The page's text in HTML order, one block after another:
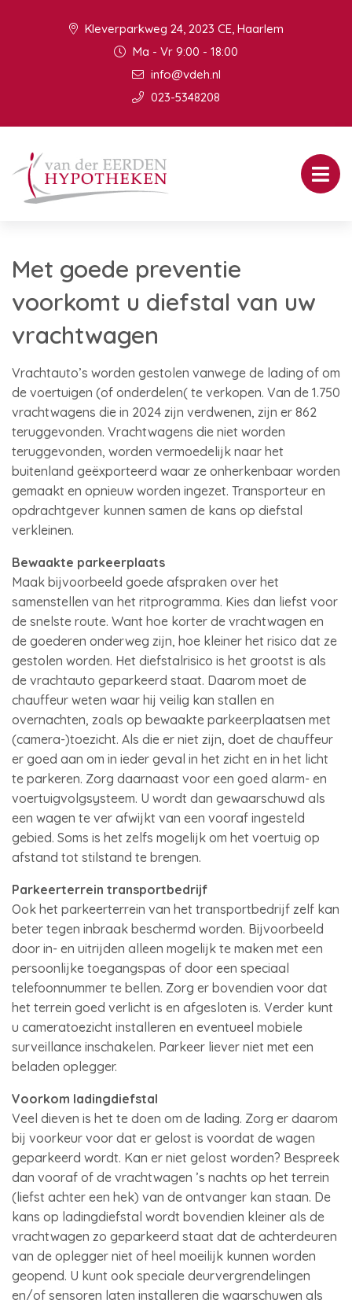
Kleverparkweg 24, 2023 CE, Haarlem
Ma - Vr 9:00 - 18:00
info@vdeh.nl
023-5348208
Met goede preventie
voorkomt u diefstal van uw
vrachtwagen
Vrachtauto’s worden gestolen vanwege de lading of om
de voertuigen (of onderdelen( te verkopen. Van de 1.750
vrachtwagens die in 2024 zijn verdwenen, zijn er 862
teruggevonden. Vrachtwagens die niet worden
teruggevonden, worden vermoedelijk naar het
buitenland geëxporteerd waar ze onherkenbaar worden
gemaakt en opnieuw worden ingezet. Transporteur en
opdrachtgever kunnen samen de kans op diefstal
verkleinen.
Bewaakte parkeerplaats
Maak bijvoorbeeld goede afspraken over het
samenstellen van het ritprogramma. Kies dan liefst voor
de snelste route. Want hoe korter de vrachtwagen en
de goederen onderweg zijn, hoe kleiner het risico dat ze
gestolen worden. Het diefstalrisico is het grootst is als
de vrachtauto geparkeerd staat. Daarom moet de
chauffeur weten waar hij veilig kan stallen en
overnachten, zoals op bewaakte parkeerplaatsen met
(camera-)toezicht. Als die er niet zijn, doet de chauffeur
er goed aan om in ieder geval in het zicht en in het licht
te parkeren. Zorg daarnaast voor een goed alarm- en
voertuigvolgsysteem. U wordt dan gewaarschuwd als
een wagen te ver afwijkt van een vooraf ingesteld
gebied. Soms is het zelfs mogelijk om het voertuig op
afstand tot stilstand te brengen.
Parkeerterrein transportbedrijf
Ook het parkeerterrein van het transportbedrijf zelf kan
beter tegen inbraak beschermd worden. Bijvoorbeeld
door in- en uitrijden alleen mogelijk te maken met een
persoonlijke toegangspas of door een speciaal
telefoonnummer te bellen. Zorg er bovendien voor dat
het terrein goed verlicht is en afgesloten is. Verder kunt
u cameratoezicht installeren en eventueel mobiele
surveillance inschakelen. Parkeer liever niet met een
beladen oplegger.
Voorkom ladingdiefstal
Veel dieven is het te doen om de lading. Zorg er daarom
bij voorkeur voor dat er gelost is voordat de wagen
geparkeerd wordt. Kan er niet gelost worden? Bespreek
dan vooraf of de vrachtwagen ’s nachts op het terrein
(liefst achter een hek) van de ontvanger kan staan. De
kans op ladingdiefstal wordt bovendien kleiner als de
vrachtwagen zo geparkeerd staat dat de achterdeuren
van de oplegger niet of heel moeilijk kunnen worden
geopend. U kunt ook speciale deurvergrendelingen
en/of sensoren laten installeren die waarschuwen als